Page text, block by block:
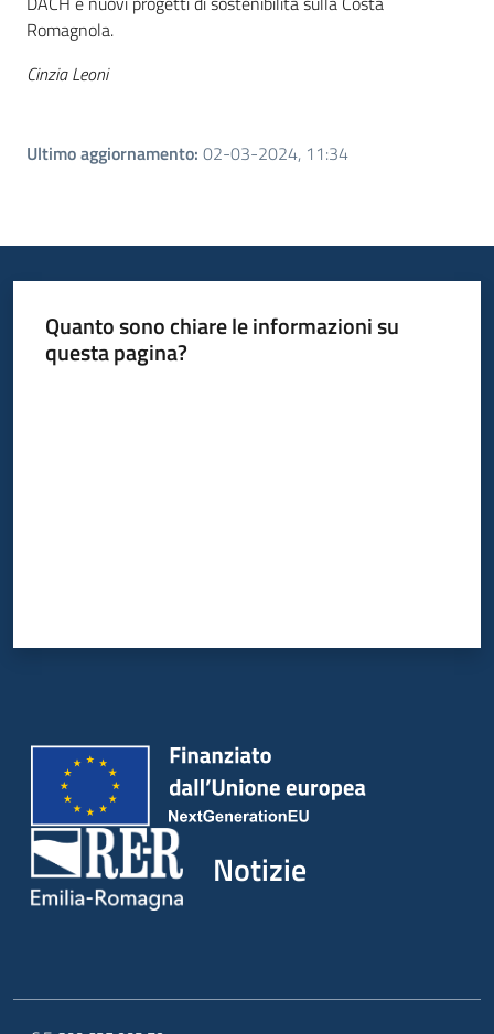
Romagnola.
Cinzia Leoni
Ultimo aggiornamento: 02-03-2024, 11:34
Quanto sono chiare le informazioni su
questa pagina?
Notizie